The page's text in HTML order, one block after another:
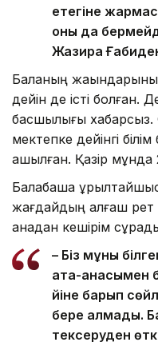
етегіне
оны да
Жазира
Баланың
дейін де істі болған.
басшылығы хабарсыз.
мектепке дейінгі
ашылған. Қазір мұнда
Балабақша
жағдайдың алғаш рет
анадан кешірім
– Біз мұны
ата-анасымен
үйіне барып
бере алмады.
тексеруден